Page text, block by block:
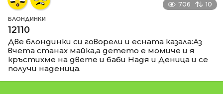
706 10
БЛОНДИНКИ
12110
Две блондинки си говорели и есната казала:Аз
вчета станах майка,а детето е момиче и я
кръстихме на двете и баби Надя и Деница и се
получи наденица.